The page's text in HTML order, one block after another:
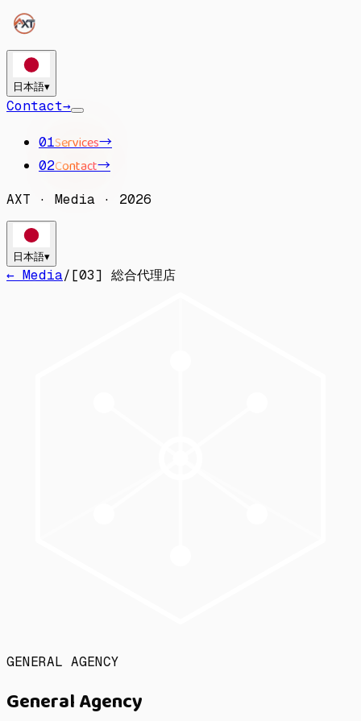
日本語▾
Contact→
01Services→
02Contact→
AXT · Media · 2026
日本語▾
← Media/[03] 総合代理店
GENERAL AGENCY
General Agency